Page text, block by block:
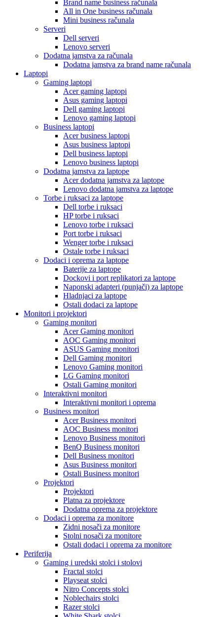
Brand name business računala
All in One business računala
Mini business računala
Serveri
Dell serveri
Lenovo serveri
Dodatna jamstva za računala
Dodatna jamstva za brand name računala
Laptopi
Gaming laptopi
Acer gaming laptopi
Asus gaming laptopi
Dell gaming laptopi
Lenovo gaming laptopi
Business laptopi
Acer business laptopi
Asus business laptopi
Dell business laptopi
Lenovo business laptopi
Dodatna jamstva za laptope
Acer dodatna jamstva za laptope
Lenovo dodatna jamstva za laptope
Torbe i ruksaci za laptope
Dell torbe i ruksaci
HP torbe i ruksaci
Lenovo torbe i ruksaci
Port torbe i ruksaci
Wenger torbe i ruksaci
Ostale torbe i ruksaci
Dodaci i oprema za laptope
Baterije za laptope
Dockovi i port replikatori za laptope
Naponski adapteri (punjači) za laptope
Hladnjaci za laptope
Ostali dodaci za laptope
Monitori i projektori
Gaming monitori
Acer Gaming monitori
AOC Gaming monitori
ASUS Gaming monitori
Dell Gaming monitori
Lenovo Gaming monitori
LG Gaming monitori
Ostali Gaming monitori
Interaktivni monitori
Interaktivni monitori i oprema
Business monitori
Acer Business monitori
AOC Business monitori
Lenovo Business monitori
BenQ Business monitori
Dell Business monitori
Asus Business monitori
Ostali Business monitori
Projektori
Projektori
Platna za projektore
Dodatna oprema za projektore
Dodaci i oprema za monitore
Zidni nosači za monitore
Stolni nosači za monitore
Ostali dodaci i oprema za monitore
Periferija
Gaming i uredski stolci i stolovi
Fractal stolci
Playseat stolci
Nitro Concepts stolci
Noblechairs stolci
Razer stolci